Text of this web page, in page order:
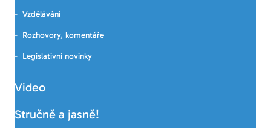
Vzdělávání
Rozhovory, komentáře
Legislativní novinky
Video
Stručně a jasně!